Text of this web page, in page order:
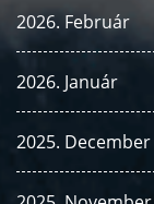
2026. Február
2026. Január
2025. December